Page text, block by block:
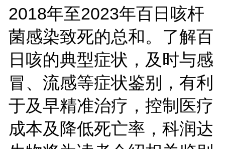
2018年至2023年百日咳杆
菌感染致死的总和。了解百
日咳的典型症状，及时与感
冒、流感等症状鉴别，有利
于及早精准治疗，控制医疗
成本及降低死亡率，科润达